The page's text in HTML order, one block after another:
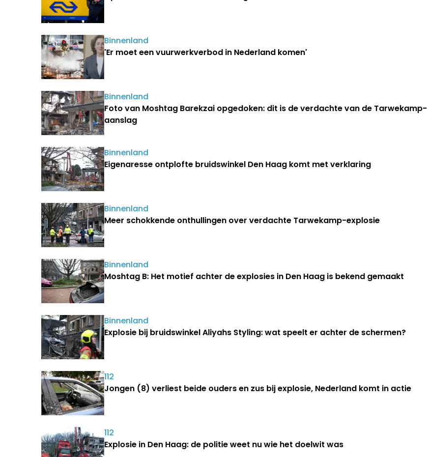
Binnenland
'Er moet een vuurwerkverbod in Nederland komen'
Binnenland
Foto van Moshtag Barekzai opgedoken: dit is de verdachte van de Tarwekamp-
aanslag
Binnenland
Eigenaresse ontplofte bruidswinkel Den Haag komt met verklaring
Binnenland
Meer schokkende onthullingen over verdachte Tarwekamp-explosie
Binnenland
Moshtag B: Het motief achter de explosies in Den Haag is bekend gemaakt
Binnenland
Explosie bij bruidswinkel Aliyahs Styling: wat speelt er achter de schermen?
112
Jongen (8) verliest beide ouders en zus bij explosie, Nederland komt in actie
112
Explosie in Den Haag: de politie weet nu wie het doelwit was